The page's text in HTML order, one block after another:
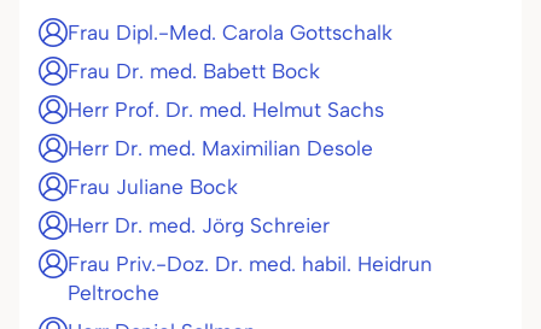
Frau Dipl.-Med. Carola Gottschalk
Frau Dr. med. Babett Bock
Herr Prof. Dr. med. Helmut Sachs
Herr Dr. med. Maximilian Desole
Frau Juliane Bock
Herr Dr. med. Jörg Schreier
Frau Priv.-Doz. Dr. med. habil. Heidrun
Peltroche